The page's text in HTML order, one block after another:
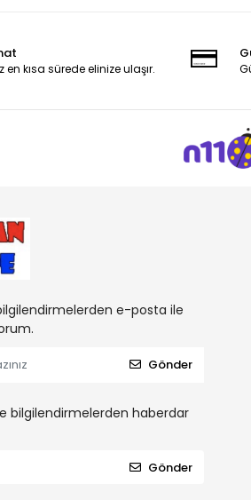
en kısa sürede elinize ulaşır.
e-posta ile
Gönder
bilgilendirmelerden haberdar
Gönder